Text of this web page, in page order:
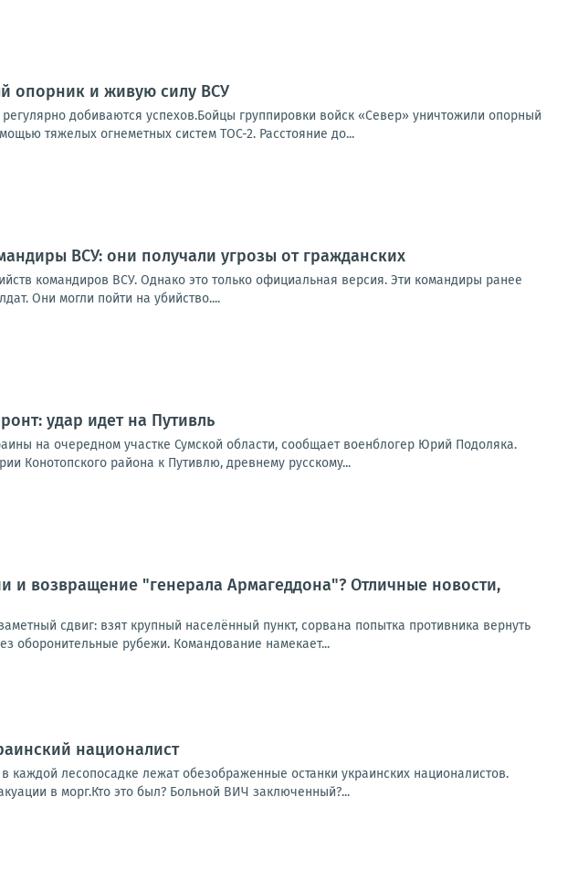
опорник и живую силу ВСУ
добиваются успехов.Бойцы группировки войск «Север» уничтожили опорный
тяжелых огнеметных систем ТОС-2. Расстояние до...
ВСУ: они получали угрозы от гражданских
командиров ВСУ. Однако это только официальная версия. Эти командиры ранее
Они могли пойти на убийство....
удар идет на Путивль
на очередном участке Сумской области, сообщает военблогер Юрий Подоляка.
Конотопского района к Путивлю, древнему русскому...
и возвращение "генерала Армагеддона"? Отличные новости,
сдвиг: взят крупный населённый пункт, сорвана попытка противника вернуть
оборонительные рубежи. Командование намекает...
националист
каждой лесопосадке лежат обезображенные останки украинских националистов.
в морг.Кто это был? Больной ВИЧ заключенный?...